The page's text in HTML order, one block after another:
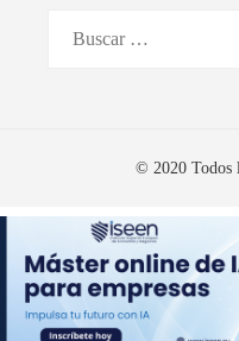
© 2020 Todos